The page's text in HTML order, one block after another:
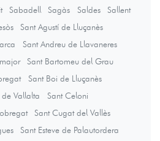
Sabadell Sagàs Saldes
Sallent
Sant Agustí de Lluçanès
Sant Andreu de Llavaneres
Sant Bartomeu del Grau
Sant Boi de Lluçanès
Vallalta
Sant Celoni
Sant Cugat del Vallès
Sant Esteve de Palautordera